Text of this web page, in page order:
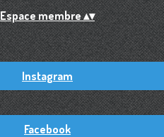
Espace membre▴▾
Instagram
Facebook